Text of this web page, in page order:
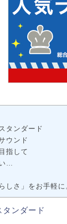
タンダード
ウンド
指して
…
しさ」をお手軽に
ンダード